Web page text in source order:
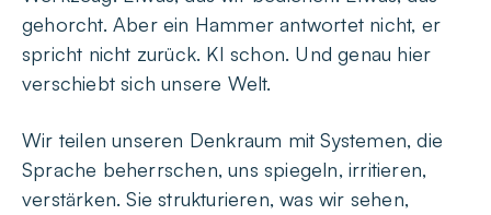
gehorcht. Aber ein Hammer antwortet nicht, er
spricht nicht zurück. KI schon. Und genau hier
verschiebt sich unsere Welt.
Wir teilen unseren Denkraum mit Systemen, die
Sprache beherrschen, uns spiegeln, irritieren,
verstärken. Sie strukturieren, was wir sehen,